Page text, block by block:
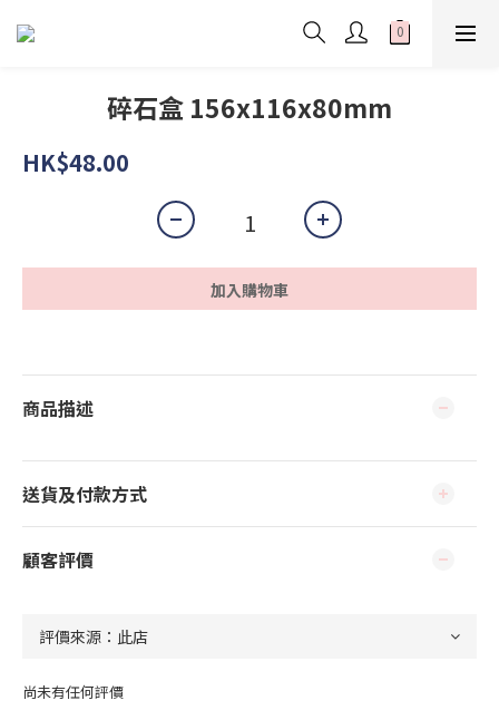
碎石盒 156x116x80mm
HK$48.00
加入購物車
商品描述
送貨及付款方式
顧客評價
尚未有任何評價